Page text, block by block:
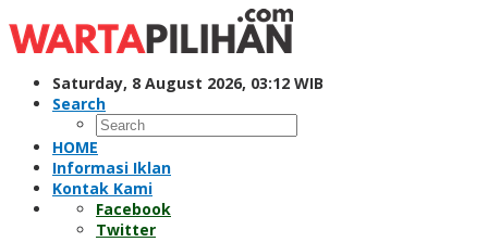
to
content
Saturday, 8 August 2026, 03:12 WIB
Search
HOME
Informasi Iklan
Kontak Kami
Facebook
Twitter